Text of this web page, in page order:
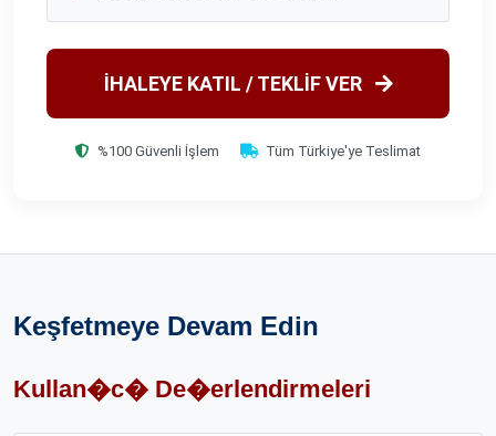
İHALEYE KATIL / TEKLİF VER
%100 Güvenli İşlem Tüm Türkiye'ye Teslimat
Keşfetmeye Devam Edin
Kullan�c� De�erlendirmeleri